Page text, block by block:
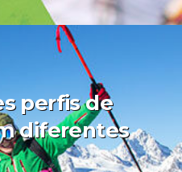
perfis de
diferentes